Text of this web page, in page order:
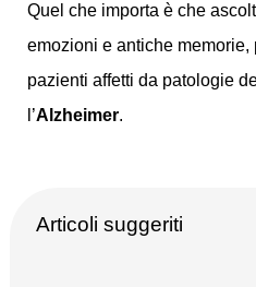
Quel che importa è che
emozioni e antiche memorie,
pazienti affetti da patologie
l’Alzheimer.
Articoli suggeriti